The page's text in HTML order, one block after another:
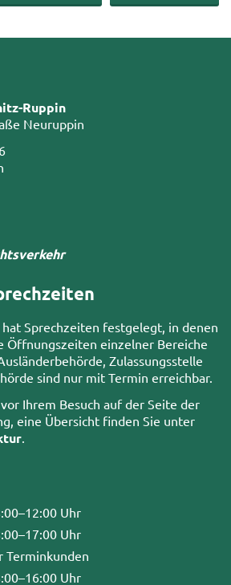
Ruppin
Neuruppin
Sprechzeiten festgelegt, in denen
Öffnungszeiten einzelner Bereiche
Zulassungsstelle
sind nur mit Termin erreichbar.
Ihrem Besuch auf der Seite der
eine Übersicht finden Sie unter
Uhr
Uhr
Terminkunden
Uhr